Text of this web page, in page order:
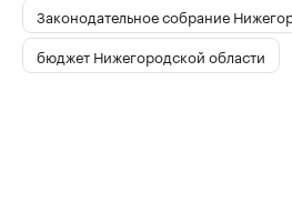
Законодательное собрание
бюджет Нижегородской области